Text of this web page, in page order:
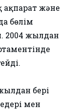
және
бөлім
2004 жылдан
бері
мен